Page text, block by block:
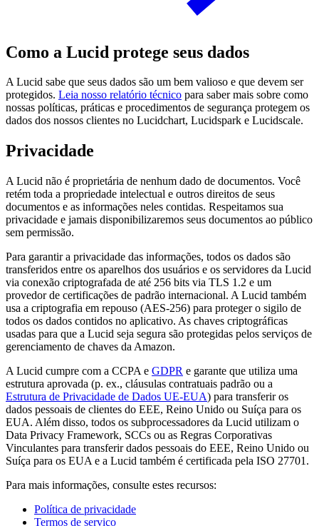
Como a Lucid protege seus dados
A Lucid sabe que seus dados são um bem valioso e que devem ser
protegidos. Leia nosso relatório técnico para saber mais sobre como
nossas políticas, práticas e procedimentos de segurança protegem os
dados dos nossos clientes no Lucidchart, Lucidspark e Lucidscale.
Privacidade
A Lucid não é proprietária de nenhum dado de documentos. Você
retém toda a propriedade intelectual e outros direitos de seus
documentos e as informações neles contidas. Respeitamos sua
privacidade e jamais disponibilizaremos seus documentos ao público
sem permissão.
Para garantir a privacidade das informações, todos os dados são
transferidos entre os aparelhos dos usuários e os servidores da Lucid
via conexão criptografada de até 256 bits via TLS 1.2 e um
provedor de certificações de padrão internacional. A Lucid também
usa a criptografia em repouso (AES-256) para proteger o sigilo de
todos os dados contidos no aplicativo. As chaves criptográficas
usadas para que a Lucid seja segura são protegidas pelos serviços de
gerenciamento de chaves da Amazon.
A Lucid cumpre com a CCPA e GDPR e garante que utiliza uma
estrutura aprovada (p. ex., cláusulas contratuais padrão ou a
Estrutura de Privacidade de Dados UE-EUA) para transferir os
dados pessoais de clientes do EEE, Reino Unido ou Suíça para os
EUA. Além disso, todos os subprocessadores da Lucid utilizam o
Data Privacy Framework, SCCs ou as Regras Corporativas
Vinculantes para transferir dados pessoais do EEE, Reino Unido ou
Suíça para os EUA e a Lucid também é certificada pela ISO 27701.
Para mais informações, consulte estes recursos:
Política de privacidade
Termos de serviço